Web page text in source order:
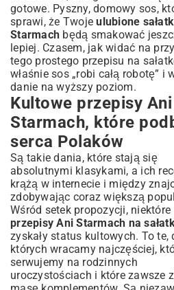
gotowe. Pyszny, domowy sos,
sprawi, że Twojeulubione
Starmach będą smakować
lepiej. Czasem, jak widać na
tego prostego przepisu na
właśnie sos „robi całą robotę” i
danie na wyższy poziom.
Kultowe przepisy Ani
Starmach, które
serca Polaków
Są takie dania, które stają się
absolutnymi klasykami, a ich
krążą w internecie i między
zdobywając coraz większą
Wśród setek propozycji, niektóre
przepisy Ani Starmach na
zyskały status kultowych. To te,
których wracamy najczęściej,
serwujemy na rodzinnych
uroczystościach i które zawsze